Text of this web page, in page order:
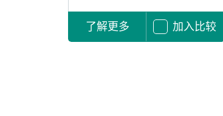
了解更多 加入比较